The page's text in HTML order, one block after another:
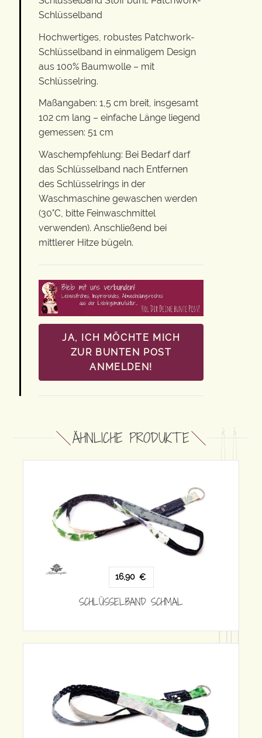
Schlüsselband
Hochwertiges, robustes Patchwork-
Schlüsselband in einmaligem Design
aus 100% Baumwolle – mit
Schlüsselring.
Maßangaben: 1,5 cm breit, insgesamt
102 cm lang – einfache Länge liegend
gemessen: 51 cm
Waschempfehlung: Bei Bedarf darf
das Schlüsselband nach Entfernen
des Schlüsselrings in der
Waschmaschine gewaschen werden
(30°C, bitte Feinwaschmittel
verwenden). Anschließend bei
mittlerer Hitze bügeln.
JA, ICH MÖCHTE MICH
ZUR BUNTEN POST
ANMELDEN!
ÄHNLICHE PRODUKTE